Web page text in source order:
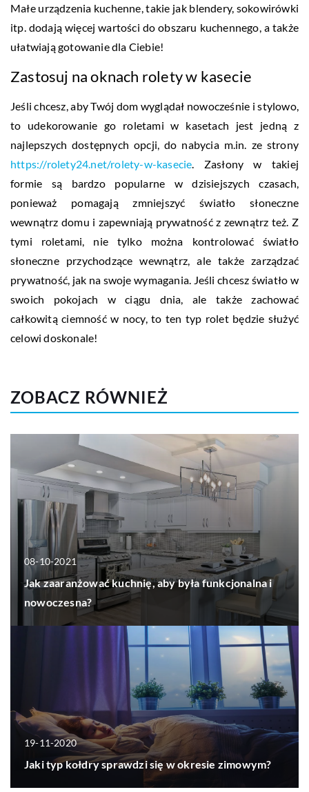
Małe urządzenia kuchenne, takie jak blendery, sokowirówki
itp. dodają więcej wartości do obszaru kuchennego, a także
ułatwiają gotowanie dla Ciebie!
Zastosuj na oknach rolety w kasecie
Jeśli chcesz, aby Twój dom wyglądał nowocześnie i stylowo,
to udekorowanie go roletami w kasetach jest jedną z
najlepszych dostępnych opcji, do nabycia m.in. ze strony
https://rolety24.net/rolety-w-kasecie . Zasłony w takiej
formie są bardzo popularne w dzisiejszych czasach,
ponieważ pomagają zmniejszyć światło słoneczne
wewnątrz domu i zapewniają prywatność z zewnątrz też. Z
tymi roletami, nie tylko można kontrolować światło
słoneczne przychodzące wewnątrz, ale także zarządzać
prywatność, jak na swoje wymagania. Jeśli chcesz światło w
swoich pokojach w ciągu dnia, ale także zachować
całkowitą ciemność w nocy, to ten typ rolet będzie służyć
celowi doskonale!
ZOBACZ RÓWNIEŻ
08-10-2021
Jak zaaranżować kuchnię, aby była funkcjonalna i
nowoczesna?
19-11-2020
Jaki typ kołdry sprawdzi się w okresie zimowym?